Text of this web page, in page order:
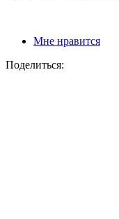
Мне нравится
Поделиться: